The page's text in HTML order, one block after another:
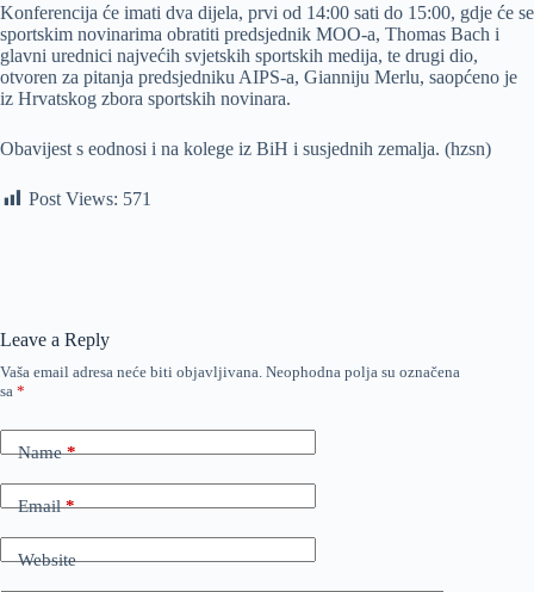
Konferencija će imati dva dijela, prvi od 14:00 sati do 15:00, gdje će se
sportskim novinarima obratiti predsjednik MOO-a, Thomas Bach i
glavni urednici najvećih svjetskih sportskih medija, te drugi dio,
otvoren za pitanja predsjedniku AIPS-a, Gianniju Merlu, saopćeno je
iz Hrvatskog zbora sportskih novinara.
Obavijest s eodnosi i na kolege iz BiH i susjednih zemalja. (hzsn)
Post Views: 571
Leave a Reply
Vaša email adresa neće biti objavljivana. Neophodna polja su označena
sa *
Name*
Email*
Website